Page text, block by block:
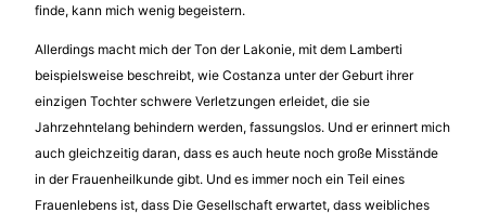
finde, kann mich wenig begeistern.
Allerdings macht mich der Ton der Lakonie, mit dem Lamberti
beispielsweise beschreibt, wie Costanza unter der Geburt ihrer
einzigen Tochter schwere Verletzungen erleidet, die sie
Jahrzehntelang behindern werden, fassungslos. Und er erinnert mich
auch gleichzeitig daran, dass es auch heute noch große Misstände
in der Frauenheilkunde gibt. Und es immer noch ein Teil eines
Frauenlebens ist, dass Die Gesellschaft erwartet, dass weibliches